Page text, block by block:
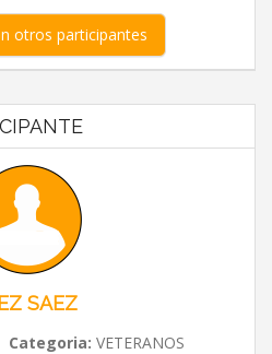
otros participantes
SAEZ
Categoria: VETERANOS